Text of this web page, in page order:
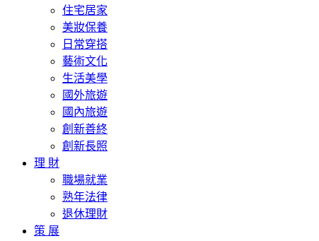
住宅居家
美妝保養
日常穿搭
藝術文化
生活美學
國外旅遊
國內旅遊
創新善終
創新長照
理 財
職場就業
熟年法律
退休理財
策 展